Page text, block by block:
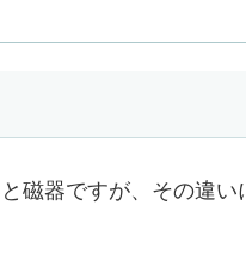
磁器ですが、その違